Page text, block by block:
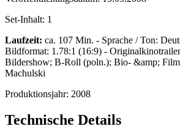
Set-Inhalt: 1
Laufzeit: ca. 107 Min. - Sprache / Ton:
Bildformat: 1.78:1 (16:9) -
Bildershow; B-Roll (poln.); Bio- &amp;
Machulski
Produktionsjahr: 2008
Technische Details